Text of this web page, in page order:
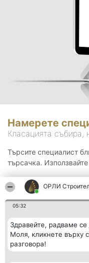
ОРЛИ
05:32
Здравейте, радваме
Моля, кликнете върху
разговора!
Намерете
Класацията
Търсите специалист
търсачка.